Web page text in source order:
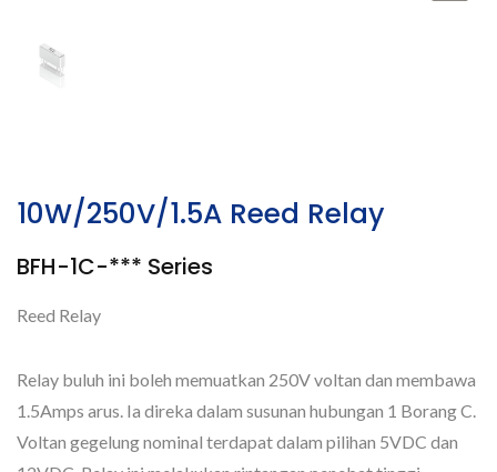
10W/250V/1.5A Reed Relay
BFH-1C-*** Series
Reed Relay
Relay buluh ini boleh memuatkan 250V voltan dan membawa
1.5Amps arus. Ia direka dalam susunan hubungan 1 Borang C.
Voltan gegelung nominal terdapat dalam pilihan 5VDC dan